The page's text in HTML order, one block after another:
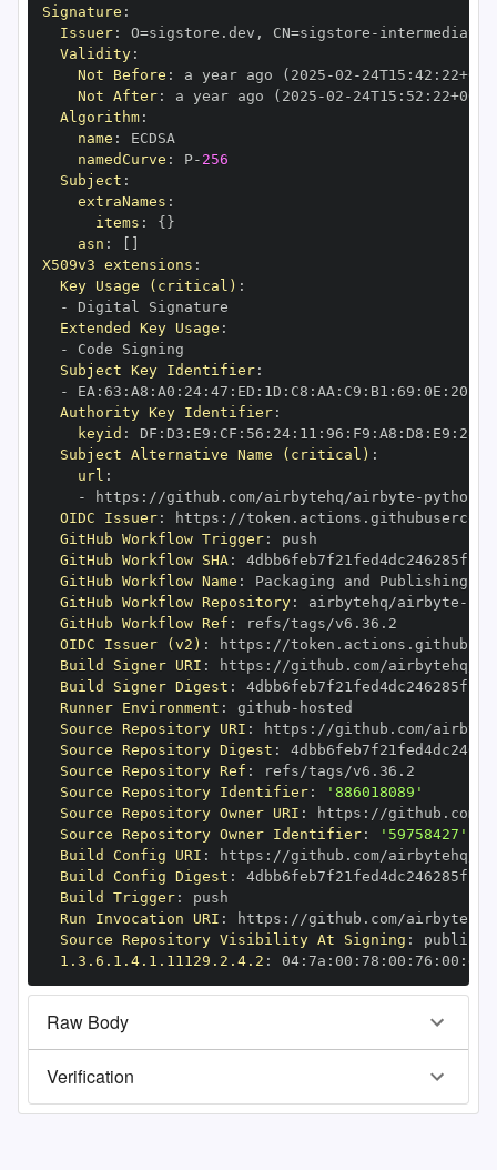
Signature :
Issuer: O=sigstore.dev , CN=sigstore -
Validity:
Not Before : a year ago (2025 -02 - 24T15 : 42 : 22+00
Not After: a year ago (2025 -02 - 24T15 : 52 : 22+00
Algorithm:
name :
namedCurve : P- 256
Subject :
extraNames :
items : { }
asn :
X509v3 extensions :
Key Usage (critical) :
-
Extended Key Usage :
-
Subject Key Identifier:
-
EA : 63 : A8 : A0 : 24: 47 : ED : 1D : C8 : AA : C9 : B1 : 69 : 0E : 20
Authority Key Identifier:
keyid : DF : D3 : E9 : CF : 56 : 24: 11 : 96 : F9 : A8 : D8 : E9 : 28
Subject Alternative Name (critical) :
url :
-
https : //github.com/airbytehq/airbyte - python
OIDC Issuer: https :
GitHub Workflow Trigger:
GitHub Workflow SHA:
GitHub Workflow Name :
GitHub Workflow Repository: airbytehq/airbyte -
GitHub Workflow Ref :
OIDC Issuer (v2) : https :
Build Signer URI : https : //github.com/airbytehq/
Build Signer Digest :
Runner Environment : github -
Source Repository URI : https : //github.com/
Source Repository Digest :
Source Repository Ref :
Source Repository Identifier:
'886018089'
Source Repository Owner URI : https :
Source Repository Owner Identifier:
'59758427'
Build Config URI : https : //github.com/airbytehq/
Build Config Digest :
Build Trigger:
Run Invocation URI : https : //github.com/
Source Repository Visibility At Signing :
1.3.6.1.4.1.11129.2.4.2 : 04: 7a : 00 : 78 : 00 : 76 : 00 : dd
Raw Body
Verification